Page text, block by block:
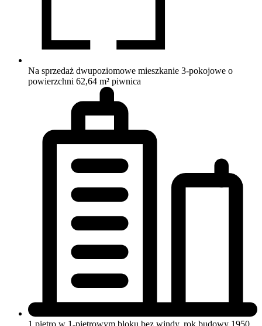
Na sprzedaż dwupoziomowe mieszkanie 3-pokojowe o
powierzchni 62,64 m² piwnica
1 piętro w 1-piętrowym bloku bez windy, rok budowy 1950